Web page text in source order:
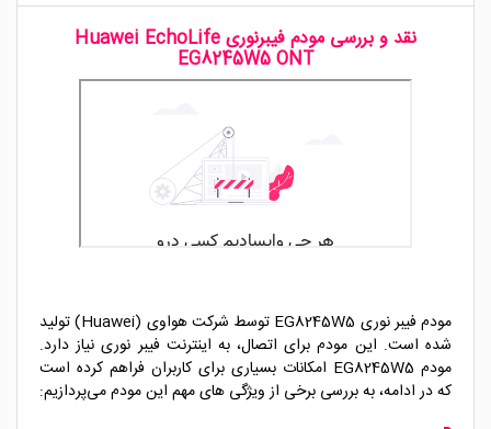
نقد و بررسی مودم فیبرنوری Huawei EchoLife
EG8245W5 ONT
مودم فیبر نوری EG8245W5 توسط شرکت هواوی (Huawei) تولید
شده است. این مودم برای اتصال، به اینترنت فیبر نوری نیاز دارد.
مودم EG8245W5 امکانات بسیاری برای کاربران فراهم کرده است
که در ادامه، به بررسی برخی از ویژگی های مهم این مودم می‌پردازیم: